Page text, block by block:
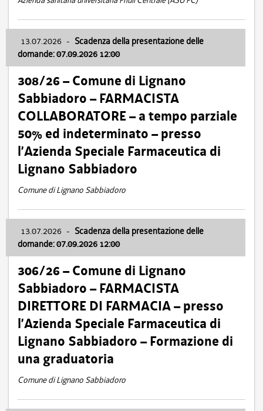
13.07.2026 - Scadenza della presentazione delle
domande: 07.09.2026 12:00
308/26 – Comune di Lignano
Sabbiadoro – FARMACISTA
COLLABORATORE – a tempo parziale
50% ed indeterminato – presso
l’Azienda Speciale Farmaceutica di
Lignano Sabbiadoro
Comune di Lignano Sabbiadoro
13.07.2026 - Scadenza della presentazione delle
domande: 07.09.2026 12:00
306/26 – Comune di Lignano
Sabbiadoro – FARMACISTA
DIRETTORE DI FARMACIA – presso
l’Azienda Speciale Farmaceutica di
Lignano Sabbiadoro – Formazione di
una graduatoria
Comune di Lignano Sabbiadoro